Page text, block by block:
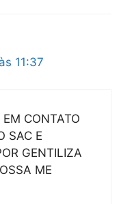
11:37
CONTATO
SAC E
GENTILIZA
ME